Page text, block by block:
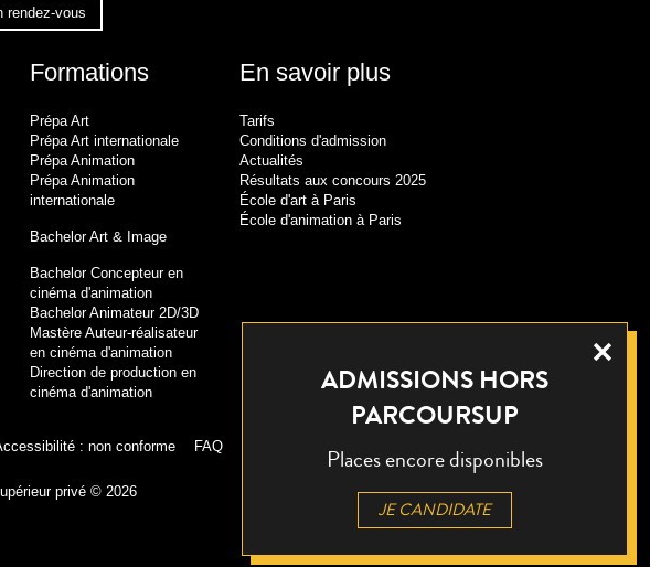
ADMISSIONS HORS
PARCOURSUP
Places encore disponibles
JE CANDIDATE
rendez-vous
Formations
Prépa Art
Prépa Art internationale
Prépa Animation
Prépa Animation
internationale
Bachelor Art & Image
Bachelor Concepteur en
cinéma d'animation
Bachelor Animateur 2D/3D
Mastère Auteur-réalisateur
en cinéma d'animation
Direction de production en
cinéma d'animation
En savoir plus
Tarifs
Conditions d'admission
Actualités
Résultats aux concours 2025
École d'art à Paris
École d'animation à Paris
: non conforme FAQ
privé © 2026